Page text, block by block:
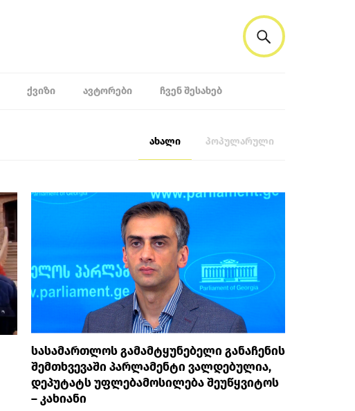
ᲥᲕᲘᲖᲘ ᲐᲕᲢᲝᲠᲔᲑᲘ ᲩᲕᲔᲜ ᲨᲔᲡᲐᲮᲔᲑ
ახალი პოპულარული
სასამართლოს გამამტყუნებელი განაჩენის
შემთხვევაში პარლამენტი ვალდებულია,
დეპუტატს უფლებამოსილება შეუწყვიტოს
– კახიანი